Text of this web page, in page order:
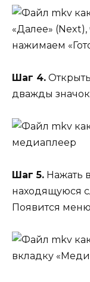
«Далее» (Next),
нажимаем
Шаг 4.
дважды
медиаплеер
Шаг 5. Нажать
находящуюся
Появится
вкладку